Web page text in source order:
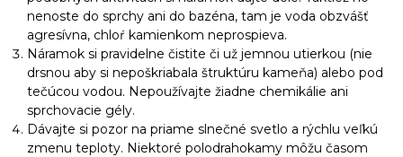
nenoste do sprchy ani do bazéna, tam je voda obzvášť
agresívna, chloŕ kamienkom neprospieva.
Náramok si pravidelne čistite či už jemnou utierkou (nie
drsnou aby si nepoškriabala štruktúru kameňa) alebo pod
tečúcou vodou. Nepoužívajte žiadne chemikálie ani
sprchovacie gély.
Dávajte si pozor na priame slnečné svetlo a rýchlu veľkú
zmenu teploty. Niektoré polodrahokamy môžu časom